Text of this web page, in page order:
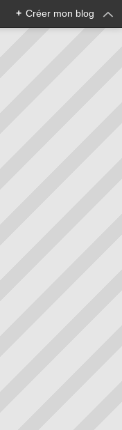
+ Créer mon blog